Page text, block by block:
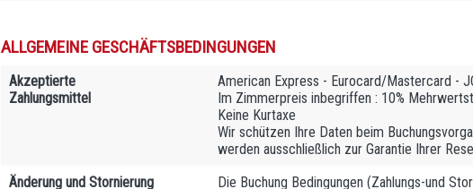
ALLGEMEINE GESCHÄFTSBEDINGUNGEN
Akzeptierte
Zahlungsmittel
American Express - Eurocard/Mastercard -
Im Zimmerpreis inbegriffen : 10%
Keine Kurtaxe
Wir schützen Ihre Daten beim
werden ausschließlich zur Garantie Ihrer
Änderung und Stornierung
Die Buchung Bedingungen (Zahlungs-und